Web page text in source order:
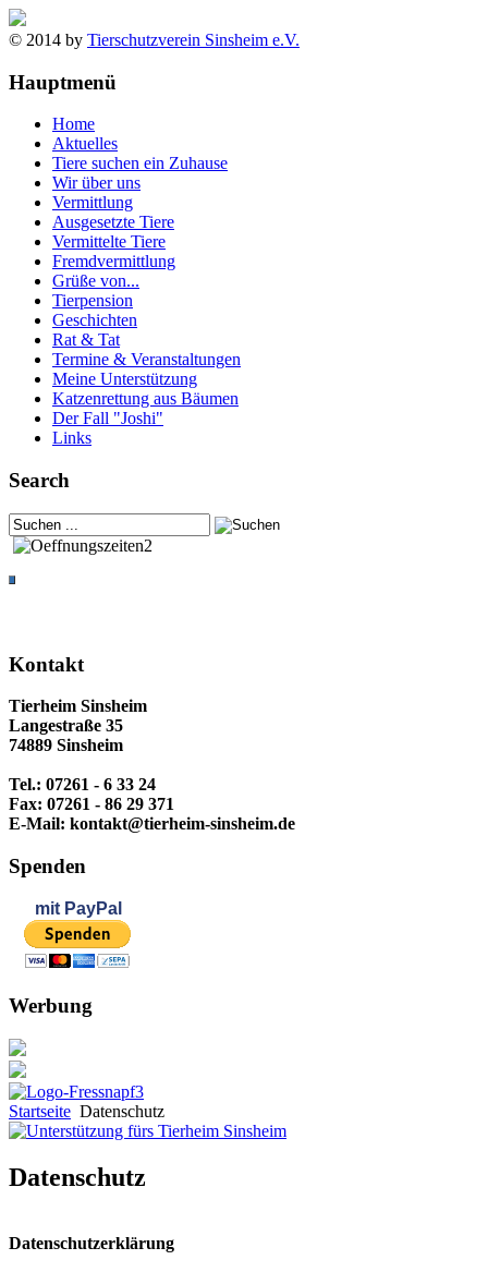
© 2014 by Tierschutzverein Sinsheim e.V.
Hauptmenü
Home
Aktuelles
Tiere suchen ein Zuhause
Wir über uns
Vermittlung
Ausgesetzte Tiere
Vermittelte Tiere
Fremdvermittlung
Grüße von...
Tierpension
Geschichten
Rat & Tat
Termine & Veranstaltungen
Meine Unterstützung
Katzenrettung aus Bäumen
Der Fall "Joshi"
Links
Search
Kontakt
Tierheim Sinsheim
Langestraße 35
74889 Sinsheim
Tel.: 07261 - 6 33 24
Fax: 07261 - 86 29 371
E-Mail: kontakt@tierheim-sinsheim.de
Spenden
mit PayPal
Werbung
Startseite Datenschutz
Datenschutz
Datenschutzerklärung